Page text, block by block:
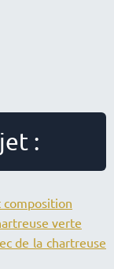
:
composition
verte
de la chartreuse